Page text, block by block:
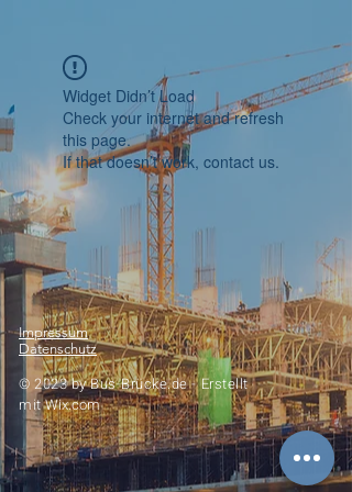
Widget Didn’t Load
Check your internet and refresh
this page.
If that doesn’t work, contact us.
Impressum
Datenschutz
© 2023 byBus-Brücke.de -Erstellt
mitWix.com